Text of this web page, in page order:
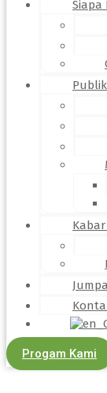
Siapa
Kabar
Progam Kami